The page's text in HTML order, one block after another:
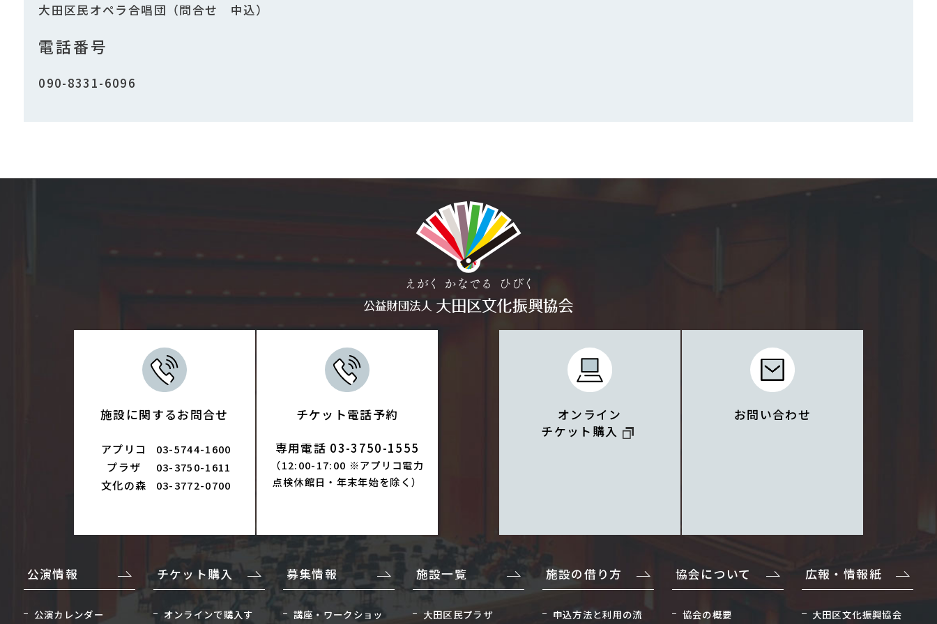
大田区民オペラ合唱団（問合せ 中込）
電話番号
090-8331-6096
施設に関するお問合せ
アプリコ 03-5744-1600
プラザ 03-3750-1611
文化の森 03-3772-0700
チケット電話予約
専用電話 03-3750-1555
（12:00-17:00 ※アプリコ電力
点検休館日・年末年始を除く）
オンライン
チケット購入
お問い合わせ
公演情報
公演カレンダー
チケット購入
オンラインで購入す
募集情報
講座・ワークショッ
施設一覧
大田区民プラザ
施設の借り方
申込方法と利用の流
協会について
協会の概要
広報・情報紙
大田区文化振興協会